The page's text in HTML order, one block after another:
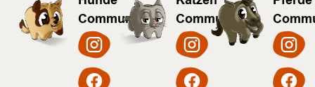
Community
Community